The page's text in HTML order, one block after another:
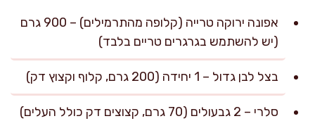
אפונה ירוקה טרייה (קלופה מהתרמילים) – 900 גרם
(יש להשתמש בגרגרים טריים בלבד)
בצל לבן גדול – 1 יחידה (200 גרם, קלוף וקצוץ דק)
סלרי – 2 גבעולים (70 גרם, קצוצים דק כולל העלים)